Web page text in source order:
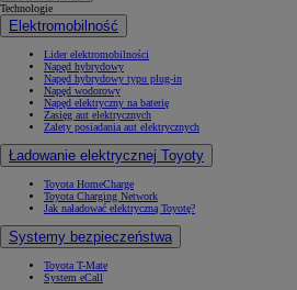
Technologie
Elektromobilność
Lider elektromobilności
Napęd hybrydowy
Napęd hybrydowy typu plug-in
Napęd wodorowy
Napęd elektryczny na baterię
Zasięg aut elektrycznych
Zalety posiadania aut elektrycznych
Ładowanie elektrycznej Toyoty
Toyota HomeCharge
Toyota Charging Network
Jak naładować elektryczną Toyotę?
Systemy bezpieczeństwa
Toyota T-Mate
System eCall